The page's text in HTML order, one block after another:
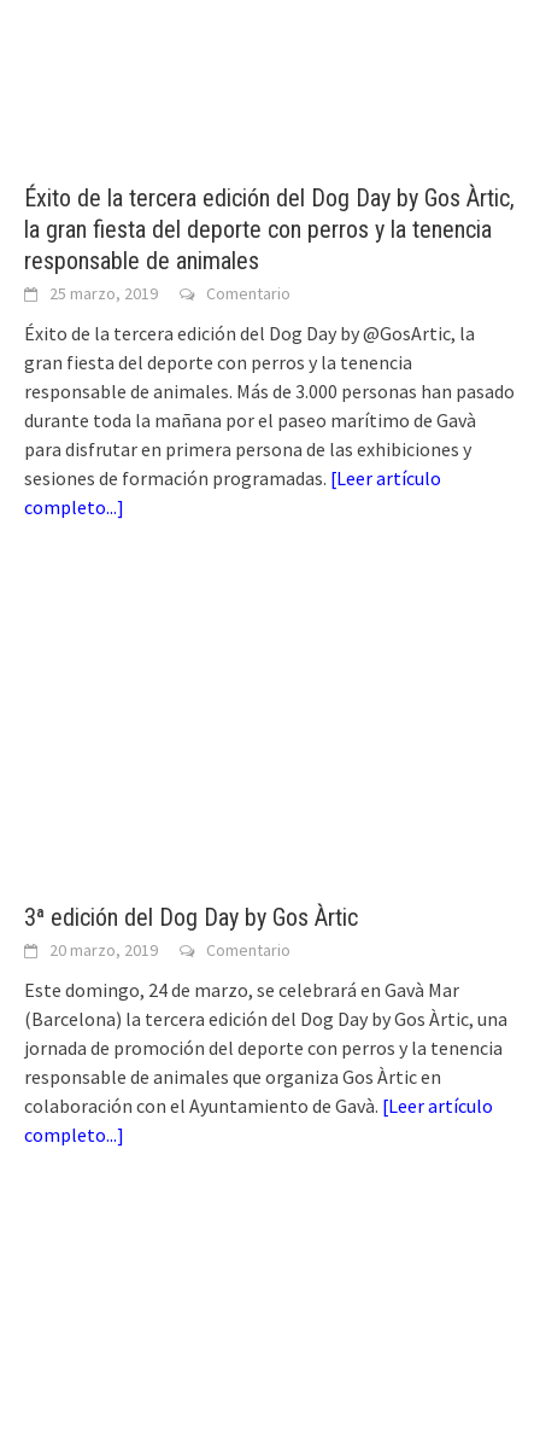
Éxito de la tercera edición del Dog Day by Gos Àrtic,
la gran fiesta del deporte con perros y la tenencia
responsable de animales
25 marzo, 2019 Comentario
Éxito de la tercera edición del Dog Day by @GosArtic, la
gran fiesta del deporte con perros y la tenencia
responsable de animales. Más de 3.000 personas han pasado
durante toda la mañana por el paseo marítimo de Gavà
para disfrutar en primera persona de las exhibiciones y
sesiones de formación programadas. [Leer artículo
completo...]
3ª edición del Dog Day by Gos Àrtic
20 marzo, 2019 Comentario
Este domingo, 24 de marzo, se celebrará en Gavà Mar
(Barcelona) la tercera edición del Dog Day by Gos Àrtic, una
jornada de promoción del deporte con perros y la tenencia
responsable de animales que organiza Gos Àrtic en
colaboración con el Ayuntamiento de Gavà. [Leer artículo
completo...]